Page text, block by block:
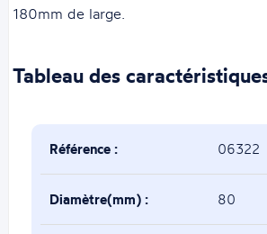
180mm de large.
Tableau des
Référence : 06322
Diamètre(mm) : 80